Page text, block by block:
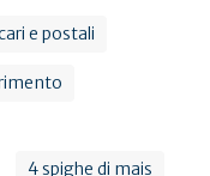
e postali
4 spighe di mais